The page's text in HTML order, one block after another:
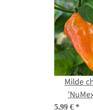
Milde
Orange'
5,99 € *